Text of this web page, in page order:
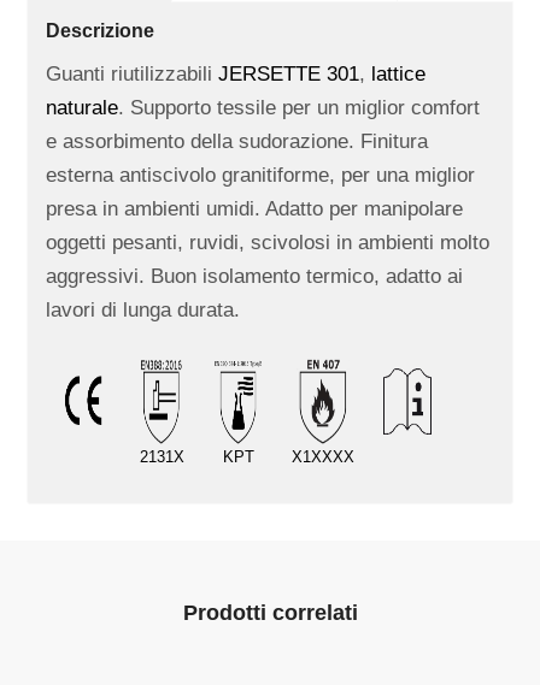
Descrizione
Guanti riutilizzabiliJERSETTE 301, lattice
naturale. Supporto tessile per un miglior comfort
e assorbimento della sudorazione. Finitura
esterna antiscivolo granitiforme, per una miglior
presa in ambienti umidi. Adatto per manipolare
oggetti pesanti, ruvidi, scivolosi in ambienti molto
aggressivi. Buon isolamento termico, adatto ai
lavori di lunga durata.
2131X KPT X1XXXX
Prodotti correlati